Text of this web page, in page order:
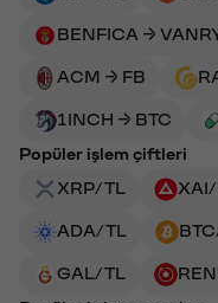
BENFICA →
ACM → FB
1INCH → BTC
Popüler işlem çiftleri
XRP/TL
XAI/
ADA/TL
GAL/TL